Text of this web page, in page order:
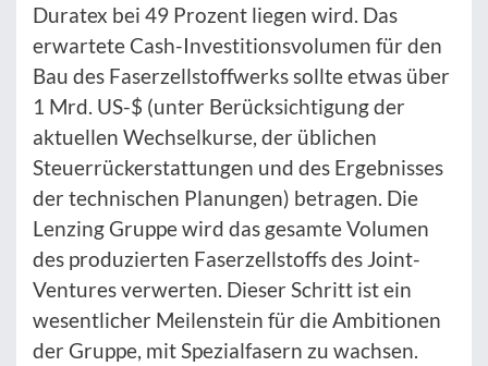
Duratex bei 49 Prozent liegen wird. Das
erwartete Cash-Investitionsvolumen für den
Bau des Faserzellstoffwerks sollte etwas über
1 Mrd. US-$ (unter Berücksichtigung der
aktuellen Wechselkurse, der üblichen
Steuerrückerstattungen und des Ergebnisses
der technischen Planungen) betragen. Die
Lenzing Gruppe wird das gesamte Volumen
des produzierten Faserzellstoffs des Joint-
Ventures verwerten. Dieser Schritt ist ein
wesentlicher Meilenstein für die Ambitionen
der Gruppe, mit Spezialfasern zu wachsen.